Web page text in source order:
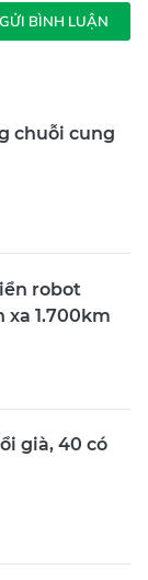
GỬI BÌNH LUẬN
chuỗi cung
robot
xa 1.700km
già, 40 có